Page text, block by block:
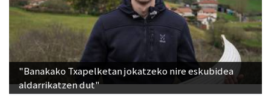
"Banakako Txapelketan jokatzeko nire eskubidea
aldarrikatzen dut"